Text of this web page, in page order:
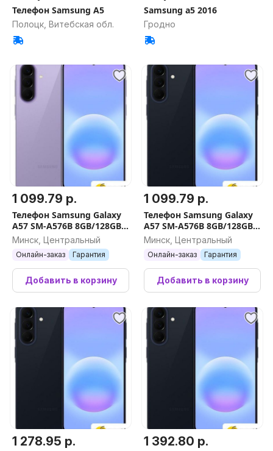
Телефон Samsung A5
Полоцк, Витебская обл.
Samsung a5 2016
Гродно
1 099.79 р.
Телефон Samsung Galaxy
A57 SM-A576B 8GB/128GB
(фиолетовый)
Минск, Центральный
Онлайн-заказ Гарантия
Добавить в корзину
1 099.79 р.
Телефон Samsung Galaxy
A57 SM-A576B 8GB/128GB
(синий)
Минск, Центральный
Онлайн-заказ Гарантия
Добавить в корзину
1 278.95 р. 1 392.80 р.